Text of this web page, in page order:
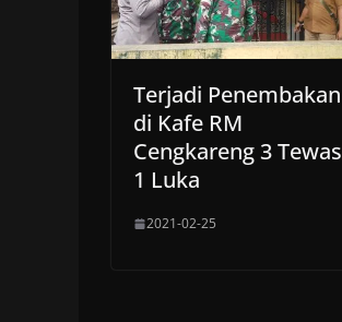
Terjadi Penembakan
di Kafe RM
Cengkareng 3 Tewas
1 Luka
2021-02-25